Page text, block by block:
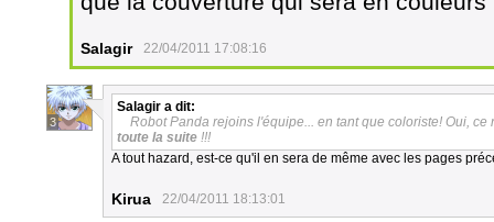
Salagir 22/04/2011 17:08:16
3
Salagir a dit:
Robot Panda rejoins l'équipe... en tant que coloriste! Oui,
toute la suite !!!
A tout hazard, est-ce qu'il en sera de même avec les pages
Kirua 22/04/2011 18:13:01